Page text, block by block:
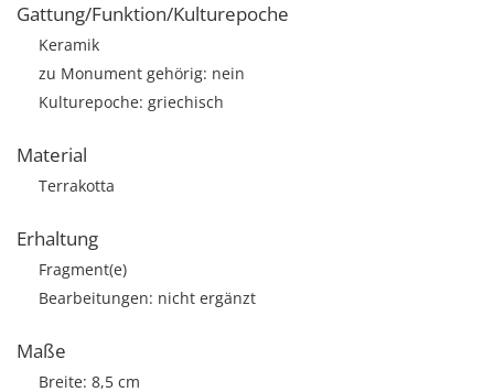
Gattung/Funktion/Kulturepoche
Keramik
zu Monument gehörig: nein
Kulturepoche: griechisch
Material
Terrakotta
Erhaltung
Fragment(e)
Bearbeitungen: nicht ergänzt
Maße
Breite: 8,5 cm